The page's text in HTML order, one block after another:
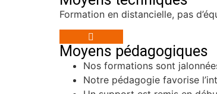
Formation en distancielle, pas
Moyens pédagogiques
Nos formations sont
Notre pédagogie favorise